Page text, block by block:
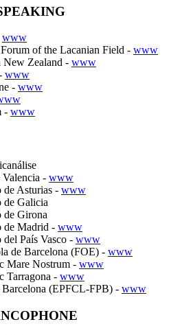
www
of the Lacanian Field - www
New Zealand - www
www
- www
- www
- www
de Asturias - www
de Galicia
de Girona
de Madrid - www
País Vasco - www
de Barcelona (FOE) - www
Mare Nostrum - www
Tarragona - www
(EPFCL-FPB) - www